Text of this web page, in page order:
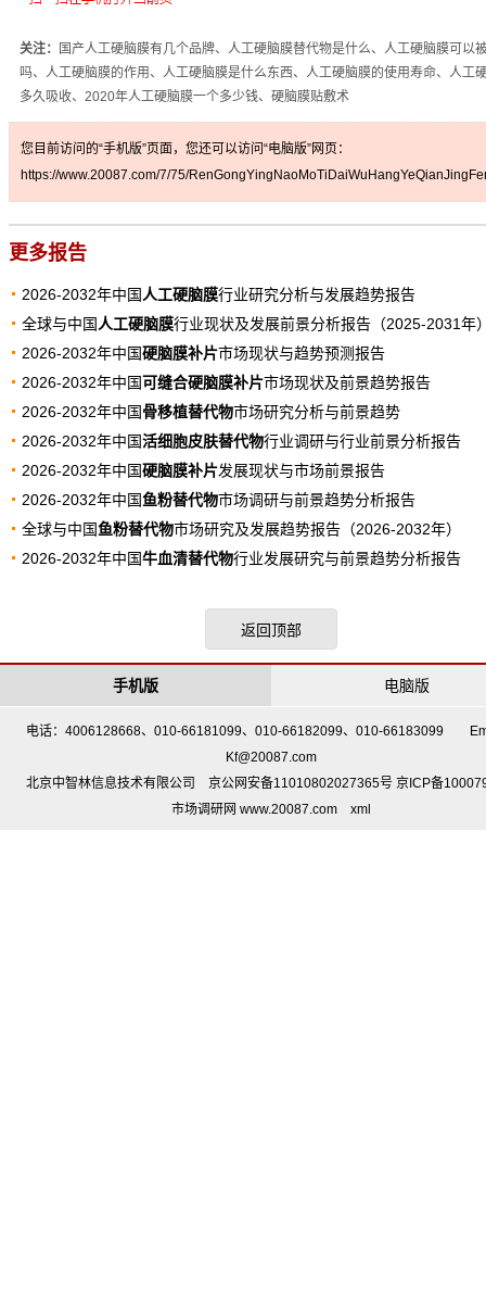
关注：
国产人工硬脑膜有几个品牌、人工硬脑膜替代物是什么、人工硬脑膜可以
吗、人工硬脑膜的作用、人工硬脑膜是什么东西、人工硬脑膜的使用寿命、人工
多久吸收、2020年人工硬脑膜一个多少钱、硬脑膜贴敷术
您目前访问的“手机版”页面，您还可以访问“电脑版”网页：
https://www.20087.com/7/75/
更多报告
2026-2032年中国 人工硬脑膜行业研究分析与发展趋势报告
全球与中国 人工硬脑膜行业现状及发展前景分析报告（2025-2031年
2026-2032年中国硬脑膜补片市场现状与趋势预测报告
2026-2032年中国可缝合硬脑膜补片市场现状及前景趋势报告
2026-2032年中国骨移植替代物市场研究分析与前景趋势
2026-2032年中国活细胞皮肤替代物行业调研与行业前景分析报告
2026-2032年中国硬脑膜补片发展现状与市场前景报告
2026-2032年中国鱼粉替代物市场调研与前景趋势分析报告
全球与中国鱼粉替代物市场研究及发展趋势报告（2026-2032年）
2026-2032年中国牛血清替代物行业发展研究与前景趋势分析报告
返回顶部
电脑版
手机版
电话：4006128668、010-66181099、010-66182099、010-66183099
Kf@20087.com
北京中智林信息技术有限公司 京公网安备11010802027365号 京ICP备
市场调研网 www.20087.com
xml